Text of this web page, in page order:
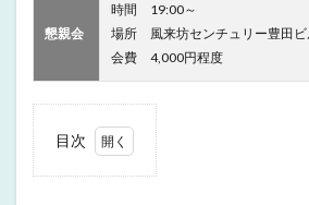
懇親会
時間 19:00～
場所 風来坊センチュリー豊田ビ
会費 4,000円程度
目次